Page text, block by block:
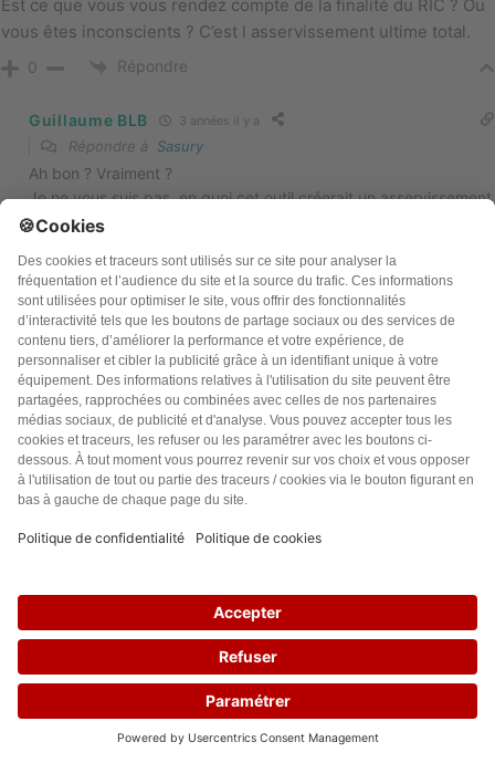
Est ce que vous vous rendez compte de la finalité du RIC ? Ou
vous êtes inconscients ? C’est l asservissement ultime total.
0 Répondre
Guillaume BLB 3 années il y a
Répondre à Sasury
Ah bon ? Vraiment ?
Je ne vous suis pas, en quoi cet outil créerait un asservissement
?
Retrouver sa souveraineté vous enfermerait ?
Vous vous estimez sans doute libre actuellement, ou vivant dans
un système politique émancipateur.
Le RIC dans sa forme constituante est au contraire la mesure la
plus libératrice qui soit, car elle permet à tout un peuple de
retrouver sa souveraineté. Si vous considérez que ça pourrait
vous asservir, c’est que vous êtes sacrément endoctriné…
J’hésite entre une intervention de troll… ou d’un troll !
0 Répondre
Valéda 3 années il y a
3 années il y a
Référendum d’Initiative Citoyenne. On parle ici du RIC
CONSTITUANT, plus d’infos ici :https://www.espoir-